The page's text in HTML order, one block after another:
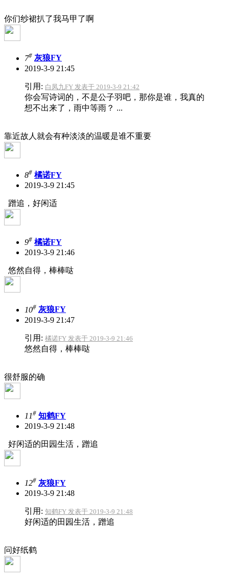
你们纱裙扒了我马甲了啊
7# 灰狼FY
2019-3-9 21:45
引用: 白凤九FY 发表于 2019-3-9 21:42
你会写诗词的，不是公子羽吧，那你是谁，我真的
想不出来了，雨中等雨？ ...
靠近故人就会有种淡淡的温暖是谁不重要
8# 橘诺FY
2019-3-9 21:45
蹭追，好闲适
9# 橘诺FY
2019-3-9 21:46
悠然自得，棒棒哒
10# 灰狼FY
2019-3-9 21:47
引用: 橘诺FY 发表于 2019-3-9 21:46
悠然自得，棒棒哒
很舒服的确
11# 知鹤FY
2019-3-9 21:48
好闲适的田园生活，蹭追
12# 灰狼FY
2019-3-9 21:48
引用: 知鹤FY 发表于 2019-3-9 21:48
好闲适的田园生活，蹭追
问好纸鹤